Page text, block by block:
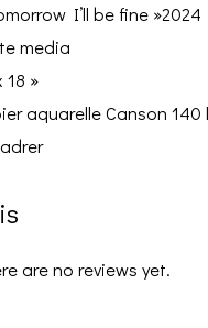
I’ll be fine »2024
media
18 »
aquarelle Canson 140
are no reviews yet.